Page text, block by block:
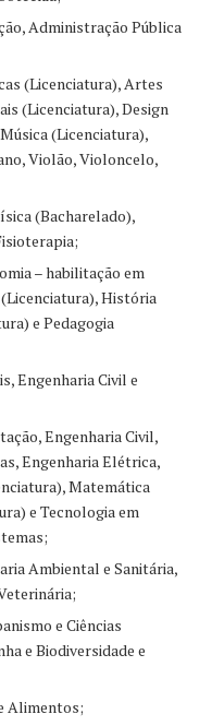
Administração Pública
(Licenciatura), Artes
(Licenciatura), Design
(Licenciatura),
Violão, Violoncelo,
(Bacharelado),
– habilitação em
História
e Pedagogia
Engenharia Civil e
Engenharia Civil,
Engenharia Elétrica,
Matemática
e Tecnologia em
Ambiental e Sanitária,
e Ciências
e Biodiversidade e
Alimentos;